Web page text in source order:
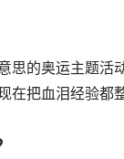
思的奥运主题
在把血泪经验都